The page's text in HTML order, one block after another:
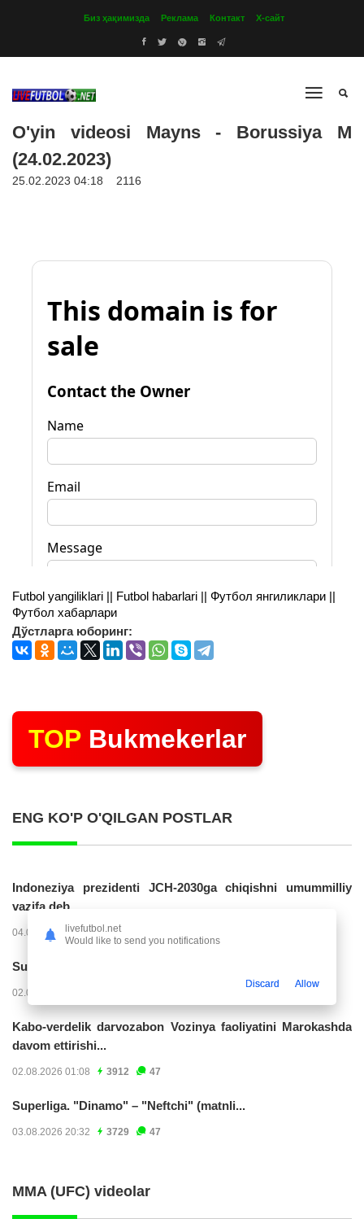
Биз ҳақимизда Реклама Контакт Х-сайт
O'yin videosi Mayns - Borussiya M
(24.02.2023)
25.02.2023 04:18 2116
Futbol yangiliklari || Futbol habarlari || Футбол янгиликлари ||
Футбол хабарлари
Дўстларга юборинг:
TOP Bukmekerlar
ENG KO'P O'QILGAN POSTLAR
Indoneziya prezidenti JCH-2030ga chiqishni umummilliy
vazifa deb...
04.08.2026 02:11 14226
Superliga. “Buxoro” - “Lokomotiv”...
02.08.2026 03:08
Kabo-verdelik darvozabon Vozinya faoliyatini Marokashda
davom ettirishi...
02.08.2026 01:08 3912 47
Superliga. "Dinamo" – "Neftchi" (matnli...
03.08.2026 20:32 3729 47
MMA (UFC) videolar
livefutbol.net
Would like to send you notifications
Discard Allow